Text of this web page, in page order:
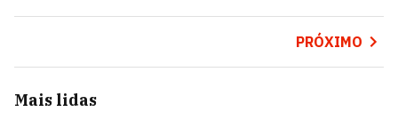
PRÓXIMO
Mais lidas